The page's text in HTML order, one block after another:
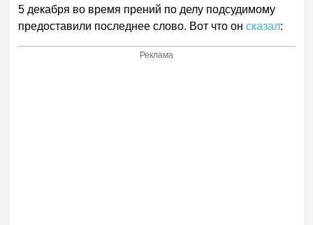
5 декабря во время прений по делу подсудимому
предоставили последнее слово. Вот что онсказал:
Реклама